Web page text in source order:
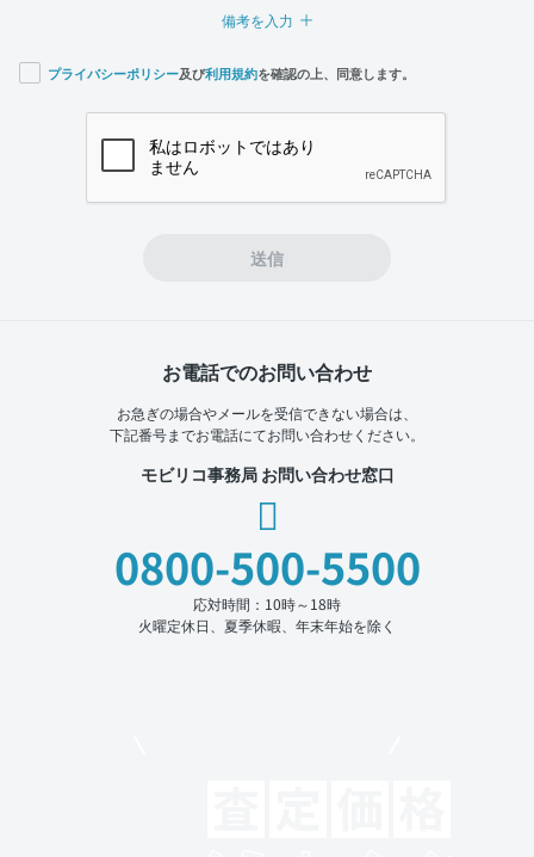
備考を入力
プライバシーポリシー及び利用規約を確認の上、同意します。
送信
お電話でのお問い合わせ
お急ぎの場合やメールを受信できない場合は、
下記番号までお電話にてお問い合わせください。
モビリコ事務局 お問い合わせ窓口
0800-500-5500
応対時間：10時～18時
火曜定休日、夏季休暇、年末年始を除く